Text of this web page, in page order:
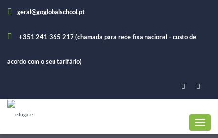
geral@goglobalschool.pt
+351 241 365 217 (chamada para rede fixa nacional - custo de
acordo com o seu tarifário)